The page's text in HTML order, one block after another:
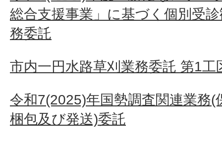
総合支援事業」に基づく個別受
務委託
市内一円水路草刈業務委託 第1工
令和7(2025)年国勢調査関連業務(
梱包及び発送)委託